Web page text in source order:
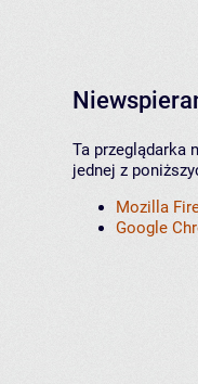
Ta przeglądarka
jednej z
Mozilla
Google